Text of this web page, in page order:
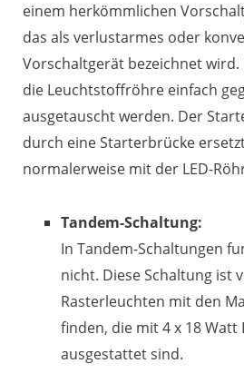
einem herkömmlichen
das als verlustarmes oder
Vorschaltgerät bezeichnet wird.
die Leuchtstoffröhre einfach
ausgetauscht werden. Der
durch eine Starterbrücke
normalerweise mit der LED-
Tandem-Schaltung:
In Tandem-Schaltungen
nicht. Diese Schaltung ist
Rasterleuchten mit den
finden, die mit 4 x 18
ausgestattet sind.